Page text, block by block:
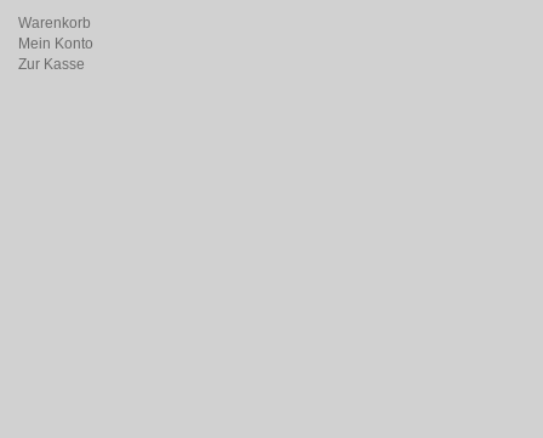
Warenkorb
Mein Konto
Zur Kasse